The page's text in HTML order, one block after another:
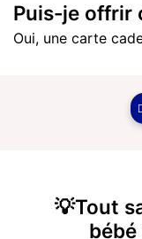
Puis-je offrir
Oui, une carte
💡Tout